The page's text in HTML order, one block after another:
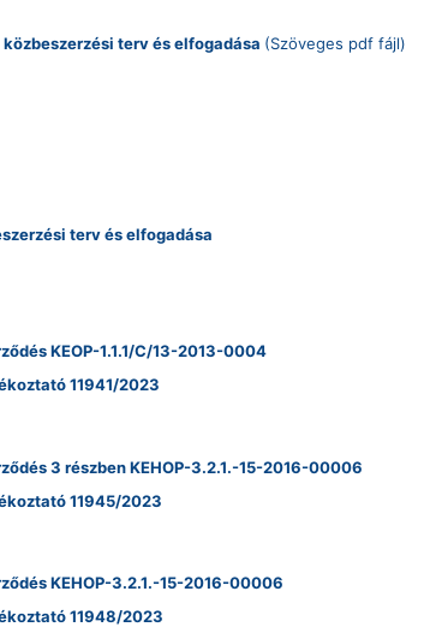
terv és elfogadása (Szöveges pdf fájl)
terv és elfogadása
KEOP-1.1.1/C/13-2013-0004
11941/2023
3 részben KEHOP-3.2.1.-15-2016-00006
11945/2023
KEHOP-3.2.1.-15-2016-00006
11948/2023